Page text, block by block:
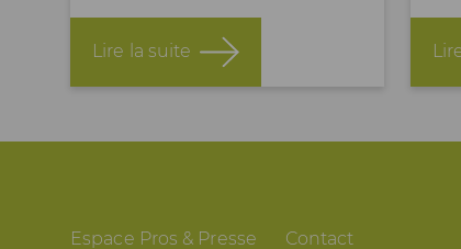
Lire la suite
Espace Pros & Presse Contact